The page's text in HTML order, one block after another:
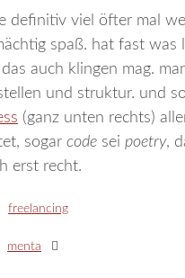
definitiv viel öfter mal
spaß. hat fast was
auch klingen mag.
und struktur. und
(ganz unten rechts)
sogar code sei poetry,
erst recht.
kategorien
freelancing
menta